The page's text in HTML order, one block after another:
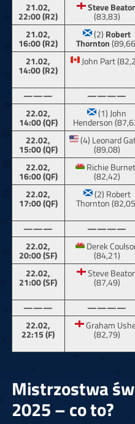
21.02,
22:00 (R2)
Steve
(83,83)
21.02,
16:00 (R2)
(2) Robert
Thornton
21.02,
14:00 (R2)
John Part
———
————
22.02,
14:00 (QF)
(1) John
Henderson
22.02,
15:00 (QF)
(4) Leonard
(89,08)
22.02,
16:00 (QF)
Richie
(82,42)
22.02,
17:00 (QF)
(2) Robert
Thornton
———
————
22.02,
20:00 (SF)
Derek
(84,21)
22.02,
21:00 (SF)
Steve
(87,49)
———
————
22.02,
22:15 (F)
Graham
(82,79)
Mistrzostwa
2025 – co to?